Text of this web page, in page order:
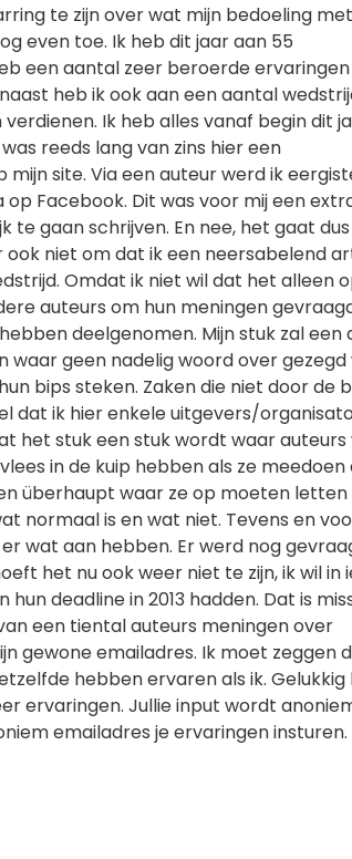
te zijn over wat mijn bedoeling
even toe. Ik heb dit jaar aan 55
een aantal zeer beroerde ervaringen
heb ik ook aan een aantal
Ik heb alles vanaf begin dit
reeds lang van zins hier een
site. Via een auteur werd ik
Facebook. Dit was voor mij een
gaan schrijven. En nee, het gaat
niet om dat ik een neersabelend
Omdat ik niet wil dat het alleen
auteurs om hun meningen
deelgenomen. Mijn stuk zal een
waar geen nadelig woord over
bips steken. Zaken die niet door de
dat ik hier enkele uitgevers/
het stuk een stuk wordt waar
in de kuip hebben als ze meedoen
überhaupt waar ze op moeten letten
normaal is en wat niet. Tevens en
wat aan hebben. Er werd nog
het nu ook weer niet te zijn, ik wil in
deadline in 2013 hadden. Dat is
een tiental auteurs meningen over
gewone emailadres. Ik moet zeggen
hebben ervaren als ik. Gelukkig
ervaringen. Jullie input wordt
emailadres je ervaringen insturen.